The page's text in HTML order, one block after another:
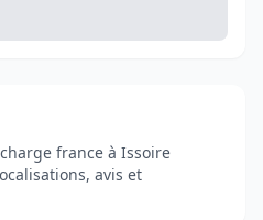
france à Issoire
avis et